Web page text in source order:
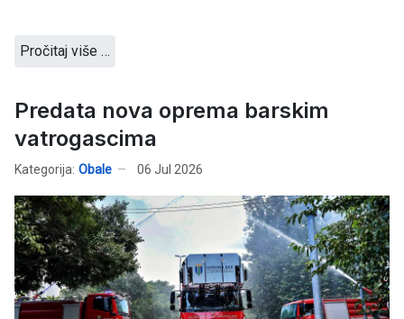
Pročitaj više …
Predata nova oprema barskim
vatrogascima
Kategorija: Obale 06 Jul 2026